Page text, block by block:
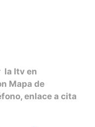
la Itv en
Mapa de
enlace a cita